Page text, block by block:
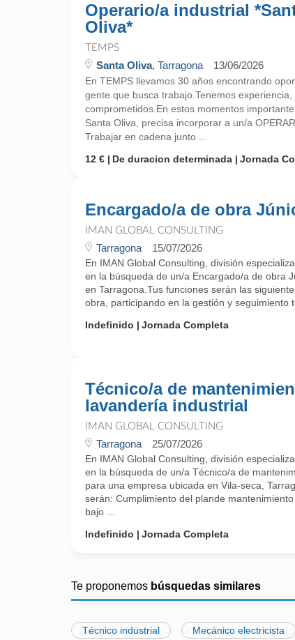
Operario/a industrial
Oliva*
TEMPS
Santa Oliva, Tarragona 13/06/2026
En TEMPS llevamos 30 años encontrando
gente que busca trabajo.Tenemos
comprometidos.En estos momentos
Santa Oliva, precisa incorporar a un/a
Trabajar en cadena junto ...
12 €
De duracion determinada Jornada
Encargado/a de obra
IMAN GLOBAL CONSULTING
Tarragona 15/07/2026
En IMAN Global Consulting, división
en la búsqueda de un/a Encargado/a de obra
en Tarragona.Tus funciones serán las
obra, participando en la gestión y seguimiento
Indefinido
Jornada Completa
Técnico/a de
lavandería industrial
IMAN GLOBAL CONSULTING
Tarragona 25/07/2026
En IMAN Global Consulting, división
en la búsqueda de un/a Técnico/a de
para una empresa ubicada en Vila-seca,
serán: Cumplimiento del plande
bajo ...
Indefinido
Jornada Completa
Te proponemos búsquedas similares
Técnico industrial Mecánico electricista